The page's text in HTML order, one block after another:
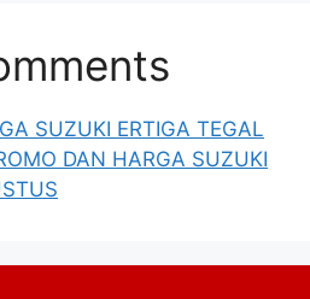
SUZUKI ERTIGA TEGAL
DAN HARGA SUZUKI